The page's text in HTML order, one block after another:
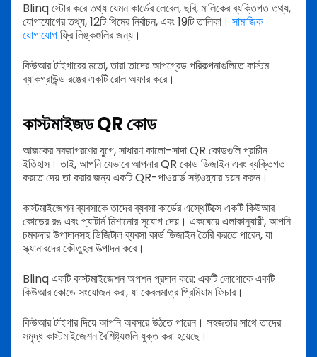
Blinq স্টোর করে তথ্য যেমন কার্ডের লেবেল, ছবি, মালিকের ব্যক্তিগত তথ্য,
যোগাযোগের তথ্য, 12টি থিমের নির্বাচন, এবং 19টি তালিকা। সামাজিক
যোগাযোগফ্রি লিঙ্কগুলির জন্য।
কিউআর টাইগারের মতো, তারা তাদের আপগ্রেড পরিকল্পনাগুলিতে কাস্টম
ব্যাকগ্রাউন্ড রঙের একটি রোল অফার করে।
কাস্টমাইজড QR কোড
আজকের নবজাগরণের যুগে, সাধারণ কালো-সাদা QR কোডগুলি প্রাচীন
ইতিহাস। তাই, আপনি যেভাবে আপনার QR কোড ডিজাইন এবং ব্যক্তিগত
করতে দেয় তা করার জন্য একটি QR-পাওয়ার্ড সফ্টওয়্যার চয়ন করুন।
কাস্টমাইজেশন ব্যবসাকে তাদের ব্যবসা কার্ডের এস্থেটিক্সে একটি কিউআর
কোডের রঙ এবং প্যাটার্ন মিশানোর সুযোগ দেয়। একঘেয়ে এলাকানুযায়ী, আপনি
চমকদার উপাদানসহ ডিজিটাল ব্যবসা কার্ড ডিজাইন তৈরি করতে পারেন, যা
স্ক্যানারদের কৌতুহল উত্পাদন করে।
Blinq একটি কাস্টমাইজেশন অপশন প্রদান করে: একটি লোগোকে একটি
কিউআর কোডে সংযোজন করা, যা কেবলমাত্র প্রিমিয়াম ফিচার।
কিউআর টাইগার দিয়ে আপনি অবসরে উঠতে পারেন। সহজতার সাথে তাদের
সমৃদ্ধ কাস্টমাইজেশন বৈশিষ্ট্যগুলি যুক্ত করা হয়েছে।